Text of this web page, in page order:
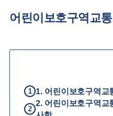
소식/자료
법률서식
뉴스레터/브로슈어
어린이보호구역교
1 1. 어린이보호구역교
2
2. 어린이보호구역교